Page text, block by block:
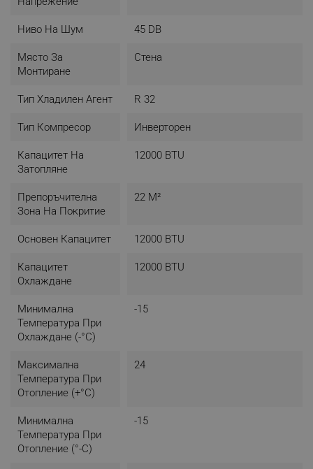
- Тегло: 28.5 кг
mm (1/4" / 3/8")
- Ниво на шум на охлаждане (Високо/Ном./Ниско/
- Ниво на шум на отопление (Високо/Ном./Ниско/
Ниво На Шум 45 DB
Място За
Монтиране
Стена
Тип Хладилен Агент R 32
Тип Компресор Инверторен
Капацитет На
Затопляне
12000 BTU
Препоръчителна
Зона На Покритие
22 М²
Основен Капацитет 12000 BTU
Капацитет
Охлаждане
12000 BTU
Минимална
Температура При
Охлаждане (-°C)
-15
Максимална
Температура При
Отопление (+°C)
24
Минимална
Температура При
Отопление (°-C)
-15